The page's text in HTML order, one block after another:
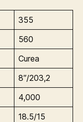
355
560
Curea
8″/203,2
4,000
18.5/15